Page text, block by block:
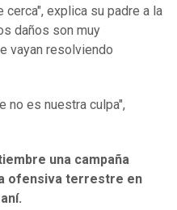
explica su padre a la
daños son muy
vayan resolviendo
no es nuestra culpa",
una campaña
ofensiva terrestre en